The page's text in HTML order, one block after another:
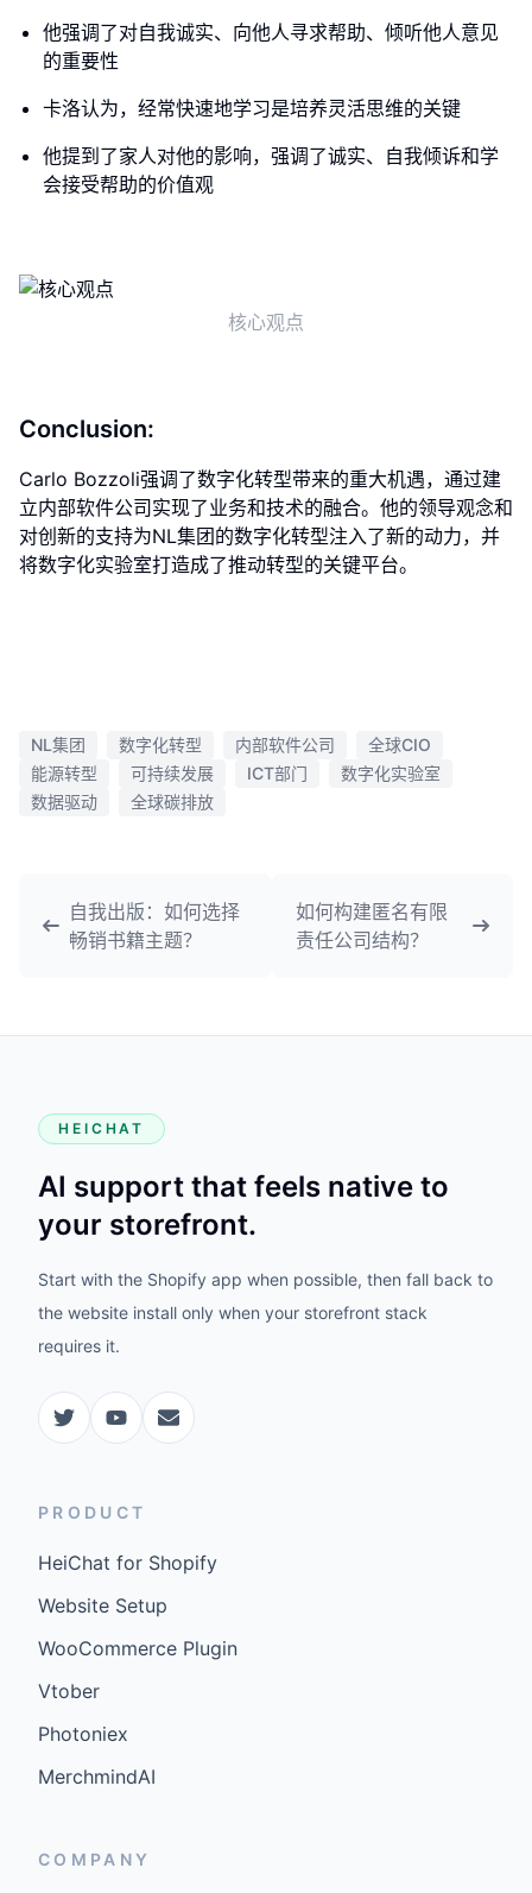
他强调了对自我诚实、向他人寻求帮助、倾听他人意见
的重要性
卡洛认为，经常快速地学习是培养灵活思维的关键
他提到了家人对他的影响，强调了诚实、自我倾诉和学
会接受帮助的价值观
核心观点
Conclusion:
Carlo Bozzoli强调了数字化转型带来的重大机遇，通过建
立内部软件公司实现了业务和技术的融合。他的领导观念和
对创新的支持为NL集团的数字化转型注入了新的动力，并
将数字化实验室打造成了推动转型的关键平台。
NL集团 数字化转型 内部软件公司
全球CIO
能源转型
可持续发展 ICT部门
数字化实验室
数据驱动
全球碳排放
自我出版：如何选择
畅销书籍主题？
如何构建匿名有限
责任公司结构？
HEICHAT
AI support that feels native to
your storefront.
Start with the Shopify app when possible, then fall back to
the website install only when your storefront stack
requires it.
PRODUCT
HeiChat for Shopify
Website Setup
WooCommerce Plugin
Vtober
Photoniex
MerchmindAI
COMPANY